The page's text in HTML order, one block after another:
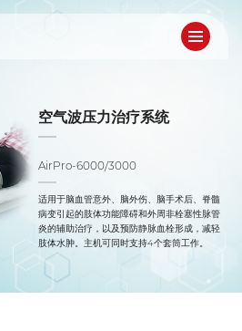
空气波压力治疗系统
AirPro-6000/3000
适用于脑血管意外、脑外伤、脑手术后、脊髓
病变引起的肢体功能障碍和外周非栓塞性脉管
炎的辅助治疗，以及预防静脉血栓形成，减轻
肢体水肿。主机可同时支持4个套筒工作。